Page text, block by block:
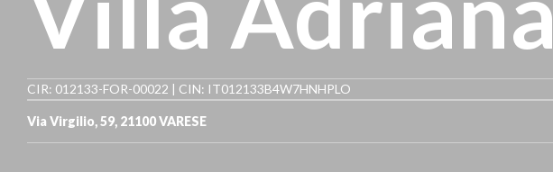
CIR: 012133-FOR-00022 | CIN: IT012133B4W7HNHPLO
Via Virgilio, 59, 21100VARESE